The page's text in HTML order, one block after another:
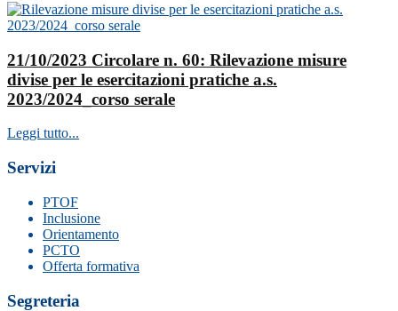
21/10/2023 Circolare n. 60: Rilevazione misure
divise per le esercitazioni pratiche a.s.
2023/2024_corso serale
Leggi tutto...
Servizi
PTOF
Inclusione
Orientamento
PCTO
Offerta formativa
Segreteria